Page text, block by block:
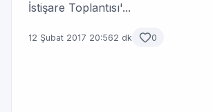
İstişare Toplantısı'...
12 Şubat 2017 20:562 dk 0